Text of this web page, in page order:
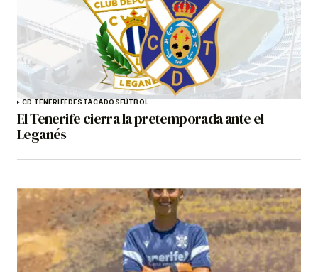
CD TENERIFEDESTACADOSFÚTBOL
El Tenerife cierra la pretemporada ante el
Leganés